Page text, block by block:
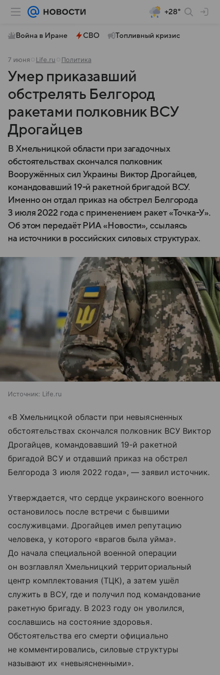
+28°
Война в Иране СВО Топливный кризис
7 июня Life.ru Политика
Умер приказавший
обстрелять Белгород
ракетами полковник ВСУ
Дрогайцев
В Хмельницкой области при загадочных
обстоятельствах скончался полковник
Вооружённых сил Украины Виктор Дрогайцев,
командовавший 19-й ракетной бригадой ВСУ.
Именно он отдал приказ на обстрел Белгорода
3 июля 2022 года с применением ракет «Точка-У».
Об этом передаёт РИА «Новости», ссылаясь
на источники в российских силовых структурах.
Источник: Life.ru
«В Хмельницкой области при невыясненных
обстоятельствах скончался полковник ВСУ Виктор
Дрогайцев, командовавший 19-й ракетной
бригадой ВСУ и отдавший приказ на обстрел
Белгорода 3 июля 2022 года», — заявил источник.
Утверждается, что сердце украинского военного
остановилось после встречи с бывшими
сослуживцами. Дрогайцев имел репутацию
человека, у которого «врагов была уйма».
До начала специальной военной операции
он возглавлял Хмельницкий территориальный
центр комплектования (ТЦК), а затем ушёл
служить в ВСУ, где и получил под командование
ракетную бригаду. В 2023 году он уволился,
сославшись на состояние здоровья.
Обстоятельства его смерти официально
не комментировались, силовые структуры
называют их «невыясненными».